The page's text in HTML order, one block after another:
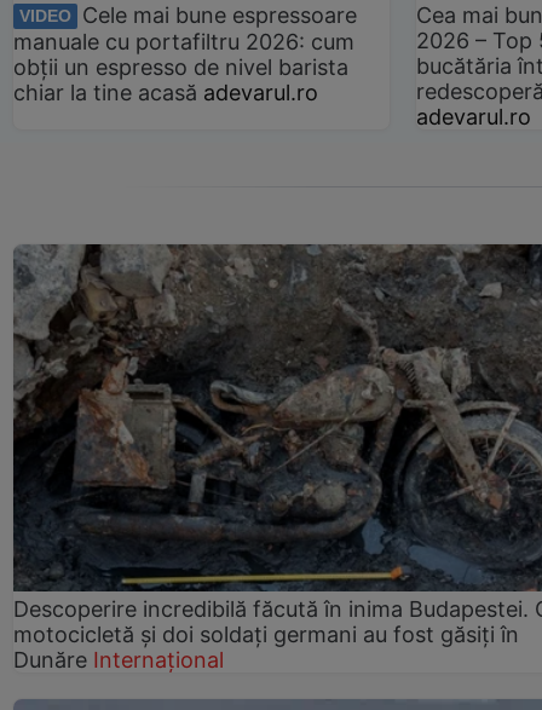
VIDEO
Cele mai bune espressoare
manuale cu portafiltru 2026: cum
obții un espresso de nivel barista
chiar la tine acasă adevarul.ro
Cea mai
2026 –
bucătăria
adevarul.ro
Descoperire incredibilă făcută în inima Budapestei.
motocicletă și doi soldați germani au fost găsiți în
Dunăre Internațional